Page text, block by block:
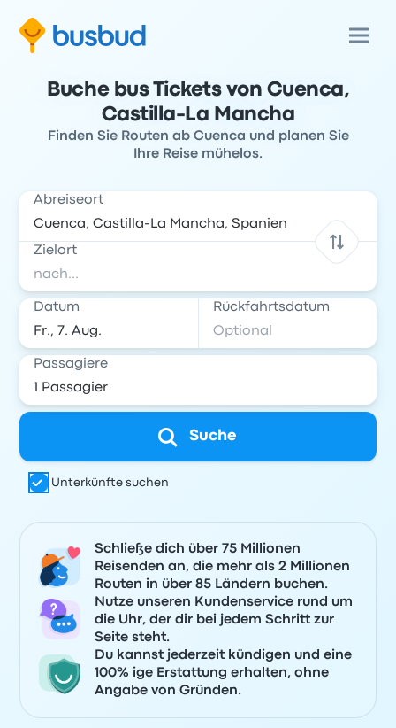
Buche bus Tickets von Cuenca,
Castilla-La Mancha
Finden Sie Routen ab Cuenca und planen Sie
Ihre Reise mühelos.
Abreiseort
Zielort
Datum Rückfahrtsdatum
Passagiere
Suche
Unterkünfte suchen
Schließe dich über 75 Millionen
Reisenden an, die mehr als 2 Millionen
Routen in über 85 Ländern buchen.
Nutze unseren Kundenservice rund um
die Uhr, der dir bei jedem Schritt zur
Seite steht.
Du kannst jederzeit kündigen und eine
100% ige Erstattung erhalten, ohne
Angabe von Gründen.